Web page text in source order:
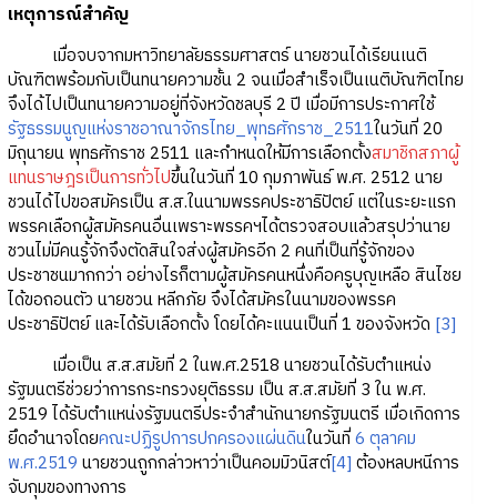
เหตุการณ์สำคัญ
เมื่อจบจากมหาวิทยาลัยธรรมศาสตร์ นายชวนได้เรียนเนติ
บัณฑิตพร้อมกับเป็นทนายความชั้น 2 จนเมื่อสำเร็จเป็นเนติบัณฑิตไทย
จึงได้ไปเป็นทนายความอยู่ที่จังหวัดชลบุรี 2 ปี เมื่อมีการประกาศใช้
รัฐธรรมนูญแห่งราชอาณาจักรไทย_พุทธศักราช_2511ในวันที่ 20
มิถุนายน พุทธศักราช 2511 และกำหนดให้มีการเลือกตั้งสมาชิกสภาผู้
แทนราษฎรเป็นการทั่วไปขึ้นในวันที่ 10 กุมภาพันธ์ พ.ศ. 2512 นาย
ชวนได้ไปขอสมัครเป็น ส.ส.ในนามพรรคประชาธิปัตย์ แต่ในระยะแรก
พรรคเลือกผู้สมัครคนอื่นเพราะพรรคฯได้ตรวจสอบแล้วสรุปว่านาย
ชวนไม่มีคนรู้จักจึงตัดสินใจส่งผู้สมัครอีก 2 คนที่เป็นที่รู้จักของ
ประชาชนมากกว่า อย่างไรก็ตามผู้สมัครคนหนึ่งคือครูบุญเหลือ สินไชย
ได้ขอถอนตัว นายชวน หลีกภัย จึงได้สมัครในนามของพรรค
ประชาธิปัตย์ และได้รับเลือกตั้ง โดยได้คะแนนเป็นที่ 1 ของจังหวัด [3]
เมื่อเป็น ส.ส.สมัยที่ 2 ในพ.ศ.2518 นายชวนได้รับตำแหน่ง
รัฐมนตรีช่วยว่าการกระทรวงยุติธรรม เป็น ส.ส.สมัยที่ 3 ใน พ.ศ.
2519 ได้รับตำแหน่งรัฐมนตรีประจำสำนักนายกรัฐมนตรี เมื่อเกิดการ
ยึดอำนาจโดยคณะปฏิรูปการปกครองแผ่นดินในวันที่6 ตุลาคม
พ.ศ.2519 นายชวนถูกกล่าวหาว่าเป็นคอมมิวนิสต์[4] ต้องหลบหนีการ
จับกุมของทางการ